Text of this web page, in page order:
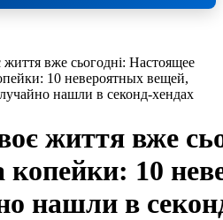
життя вже сьогодні: Настоящее
10 невероятных вещей,
нашли в секонд-хендах
життя вже
копейки: 10
нашли в